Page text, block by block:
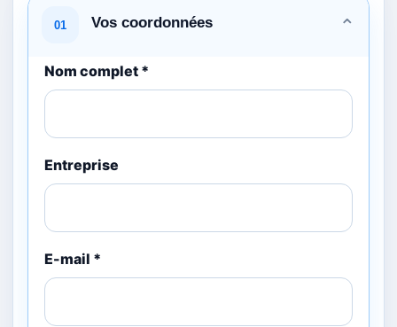
01 Vos coordonnées ⌄
Nom complet *
Entreprise
E-mail *